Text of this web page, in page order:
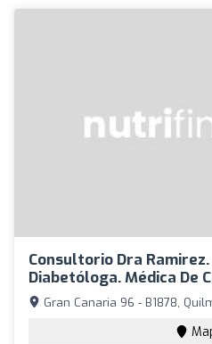
Consultorio Dra
Diabetóloga. Médica De
Gran Canaria 96 - B1878,